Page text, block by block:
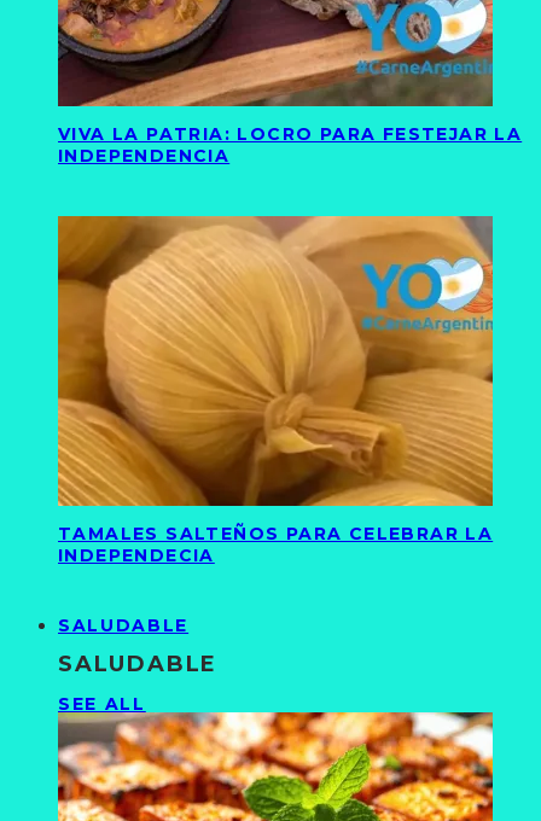
VIVA LA PATRIA: LOCRO PARA FESTEJAR LA
INDEPENDENCIA
TAMALES SALTEÑOS PARA CELEBRAR LA
INDEPENDECIA
SALUDABLE
SALUDABLE
SEE ALL